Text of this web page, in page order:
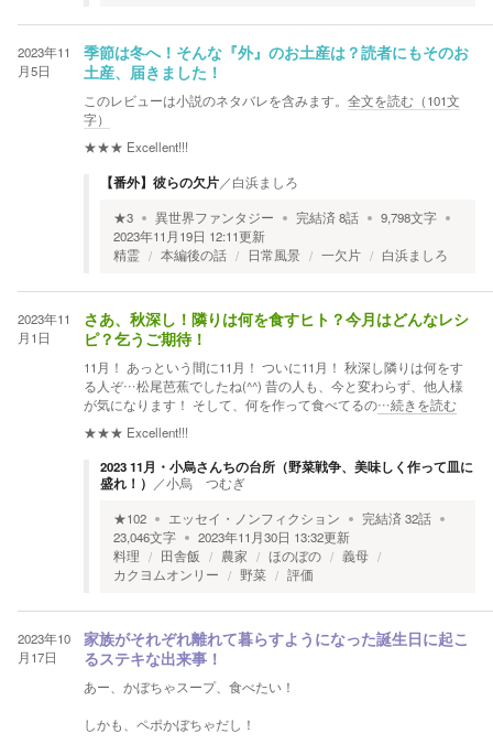
2023年11
月5日
季節は冬へ！そんな『外』のお土産は？読者にもそのお
土産、届きました！
このレビューは小説のネタバレを含みます。 全文を読む（101文
字）
★★★ Excellent!!!
【番外】彼らの欠片／白浜ましろ
★3 異世界ファンタジー 完結済8話 9,798文字
2023年11月19日 12:11更新
精霊
本編後の話 日常風景 一欠片 白浜ましろ
2023年11
月1日
さあ、秋深し！隣りは何を食すヒト？今月はどんなレシ
ピ？乞うご期待！
11月！ あっという間に11月！ ついに11月！ 秋深し隣りは何をす
る人ぞ…松尾芭蕉でしたね(^^) 昔の人も、今と変わらず、他人様
が気になります！ そして、何を作って食べてるの…続きを読む
★★★ Excellent!!!
2023 11月・小烏さんちの台所（野菜戦争、美味しく作って皿に
盛れ！）
／小烏 つむぎ
★102 エッセイ・ノンフィクション 完結済32話
23,046文字 2023年11月30日 13:32更新
料理
田舎飯 農家 ほのぼの
義母
カクヨムオンリー
野菜 評価
2023年10
月17日
家族がそれぞれ離れて暮らすようになった誕生日に起こ
るステキな出来事！
あー、かぼちゃスープ、食べたい！
しかも、ペポかぼちゃだし！